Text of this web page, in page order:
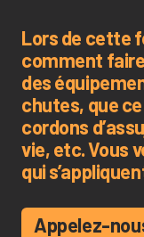
Lors de cette
comment
des
chutes, que
cordons
vie, etc. Vous
qui
Appelez-